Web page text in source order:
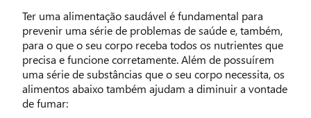
Ter uma alimentação saudável é fundamental para
prevenir uma série de problemas de saúde e, também,
para o que o seu corpo receba todos os nutrientes que
precisa e funcione corretamente. Além de possuírem
uma série de substâncias que o seu corpo necessita, os
alimentos abaixo também ajudam a diminuir a vontade
de fumar: